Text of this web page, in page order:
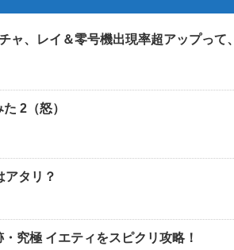
ャ、レイ＆零号機出現率超アップって、
2（怒）
アタリ？
究極 イエティをスピクリ攻略！